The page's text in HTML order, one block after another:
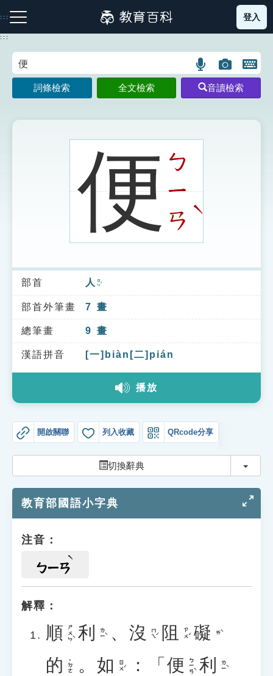
到
主
:::
注音索引圖示 筆畫索引圖示 部首索引表圖示
索引選單
知識索引
單字索引
生命大百科索引
教學應用
貓頭鷹博士
登入
:::
語
言
搜
示
圖
片
搜
開
鍵
圖
詞條檢索 全文檢索 音讀檢索
便ㄅ
ㄧ
ㄢ
ˋ
部首 人 ㄖㄣˊ
部首外筆畫 7 畫
總筆畫 9 畫
漢語拼音 [一]biàn[二]pián
播放
開啟關聯 列入收藏 QRcode分享
切換辭典 切換
教育部國語小字典
注音：
ㄅㄧㄢ
解釋：
順 ㄕㄨㄣˋ 利 ㄌㄧˋ 、 沒 ㄇㄟˊ 阻 ㄗㄨˇ 礙 ㄞˋ
的 ˙ㄉㄜ 。 如 ㄖㄨˊ ：「 便 ㄅㄧㄢˋ 利 ㄌㄧˋ